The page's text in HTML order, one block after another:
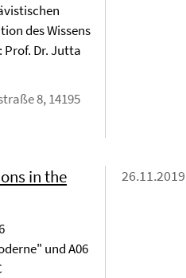
des Wissens
Dr. Jutta
8, 14195
in the
und A06
26.11.2019